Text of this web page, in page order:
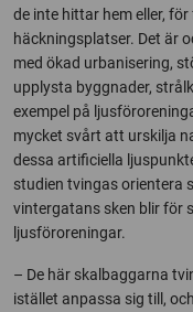
de inte hittar hem eller,
häckningsplatser. Det är
med ökad urbanisering,
upplysta byggnader,
exempel på
mycket svårt att urskilja
dessa artificiella
studien tvingas orientera
vintergatans sken blir för
ljusföroreningar.
– De här skalbaggarna
istället anpassa sig till,